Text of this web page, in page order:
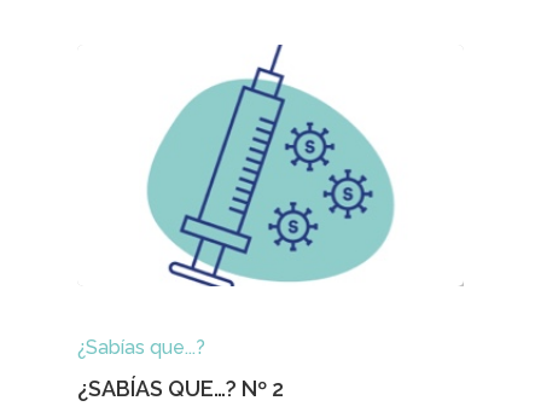
¿Sabías que...?
¿SABÍAS QUE…? Nº 2